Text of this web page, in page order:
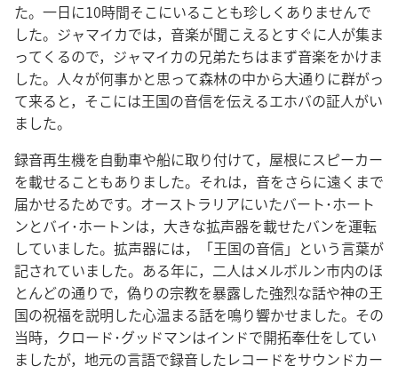
た。一日に10時間そこにいることも珍しくありませんで
した。ジャマイカでは，音楽が聞こえるとすぐに人が集ま
ってくるので，ジャマイカの兄弟たちはまず音楽をかけま
した。人々が何事かと思って森林の中から大通りに群がっ
て来ると，そこには王国の音信を伝えるエホバの証人がい
ました。
録音再生機を自動車や船に取り付けて，屋根にスピーカー
を載せることもありました。それは，音をさらに遠くまで
届かせるためです。オーストラリアにいたバート･ホート
ンとバイ･ホートンは，大きな拡声器を載せたバンを運転
していました。拡声器には，「王国の音信」という言葉が
記されていました。ある年に，二人はメルボルン市内のほ
とんどの通りで，偽りの宗教を暴露した強烈な話や神の王
国の祝福を説明した心温まる話を鳴り響かせました。その
当時，クロード･グッドマンはインドで開拓奉仕をしてい
ましたが，地元の言語で録音したレコードをサウンドカー